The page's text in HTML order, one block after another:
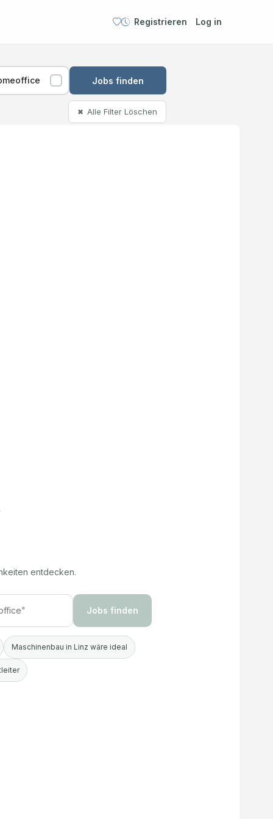
Registrieren Log in
Jobs finden
✖ Alle Filter Löschen
entdecken.
Jobs finden
Maschinenbau in Linz wäre ideal